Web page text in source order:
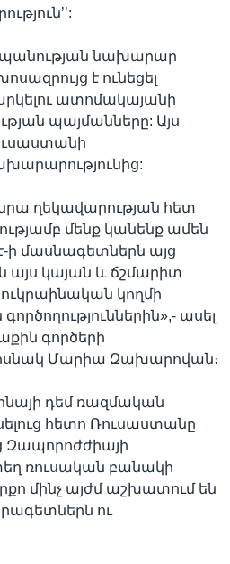
նախարար
է ունեցել
ատոմակայանի
պայմանները: Այս
ղեկավարության հետ
մենք կանենք ամեն
ի մասնագետներն այց
այս կայան և ճշմարիտ
կողմի
ասել
գործերի
Մարիա Զախարովան։
դեմ ռազմական
հետո Ռուսաստանը
Զապորոժժիայի
ռուսական բանակի
մինչ այժմ աշխատում են
ու